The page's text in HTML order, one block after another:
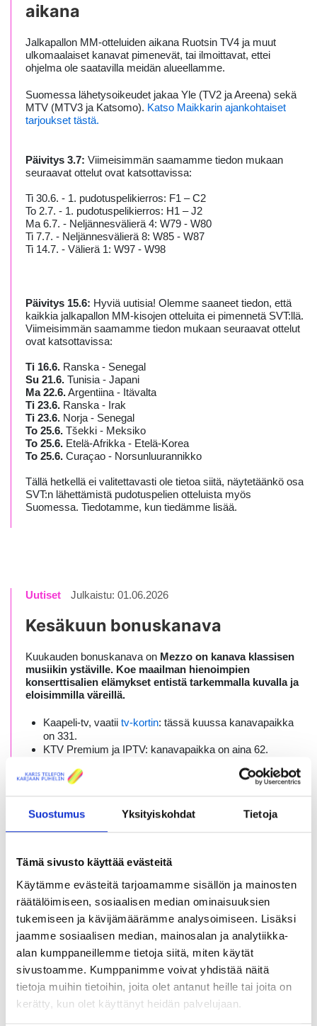
Suostumus Yksityiskohdat Tietoja
Tämä sivusto käyttää evästeitä
Käytämme evästeitä tarjoamamme sisällön ja mainosten
räätälöimiseen, sosiaalisen median ominaisuuksien
tukemiseen ja kävijämäärämme analysoimiseen. Lisäksi
jaamme sosiaalisen median, mainosalan ja analytiikka-
alan kumppaneillemme tietoja siitä, miten käytät
sivustoamme. Kumppanimme voivat yhdistää näitä
tietoja muihin tietoihin, joita olet antanut heille tai joita on
kerätty, kun olet käyttänyt heidän palvelujaan.
aikana
Jalkapallon MM-otteluiden aikana Ruotsin TV4 ja muut
ulkomaalaiset kanavat pimenevät, tai ilmoittavat, ettei
ohjelma ole saatavilla meidän alueellamme.
Suomessa lähetysoikeudet jakaa Yle (TV2 ja Areena) sekä
MTV (MTV3 ja Katsomo). Katso Maikkarin ajankohtaiset
tarjoukset tästä.
Päivitys 3.7: Viimeisimmän saamamme tiedon mukaan
seuraavat ottelut ovat katsottavissa:
Ti 30.6. - 1. pudotuspelikierros: F1 – C2
To 2.7. - 1. pudotuspelikierros: H1 – J2
Ma 6.7. - Neljännesvälierä 4: W79 - W80
Ti 7.7. - Neljännesvälierä 8: W85 - W87
Ti 14.7. - Välierä 1: W97 - W98
Päivitys 15.6: Hyviä uutisia! Olemme saaneet tiedon, että
kaikkia jalkapallon MM-kisojen otteluita ei pimennetä SVT:llä.
Viimeisimmän saamamme tiedon mukaan seuraavat ottelut
ovat katsottavissa:
Ti 16.6. Ranska - Senegal
Su 21.6. Tunisia - Japani
Ma 22.6.Argentiina - Itävalta
Ti 23.6. Ranska - Irak
Ti 23.6. Norja - Senegal
To 25.6. Tšekki - Meksiko
To 25.6. Etelä-Afrikka - Etelä-Korea
To 25.6. Curaçao - Norsunluurannikko
Tällä hetkellä ei valitettavasti ole tietoa siitä, näytetäänkö osa
SVT:n lähettämistä pudotuspelien otteluista myös
Suomessa. Tiedotamme, kun tiedämme lisää.
Uutiset Julkaistu: 01.06.2026
Kesäkuun bonuskanava
Kuukauden bonuskanava on Mezzo on kanava klassisen
musiikin ystäville. Koe maailman hienoimpien
konserttisalien elämykset entistä tarkemmalla kuvalla ja
eloisimmilla väreillä.
Kaapeli-tv, vaatii tv-kortin: tässä kuussa kanavapaikka
on 331.
KTV Premium ja IPTV: kanavapaikka on aina 62.
Kuukausittain vaihtuva bonuskanava antaa (maksukanava)
asiakkaillemme mahdollisuuden tutustua eri maksukanavien
sisältöön.
Uutiset Julkaistu: 01.06.2026
Nähdään kesän tapahtumissa!